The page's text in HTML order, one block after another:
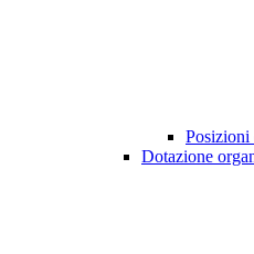
Posizioni
Dotazione